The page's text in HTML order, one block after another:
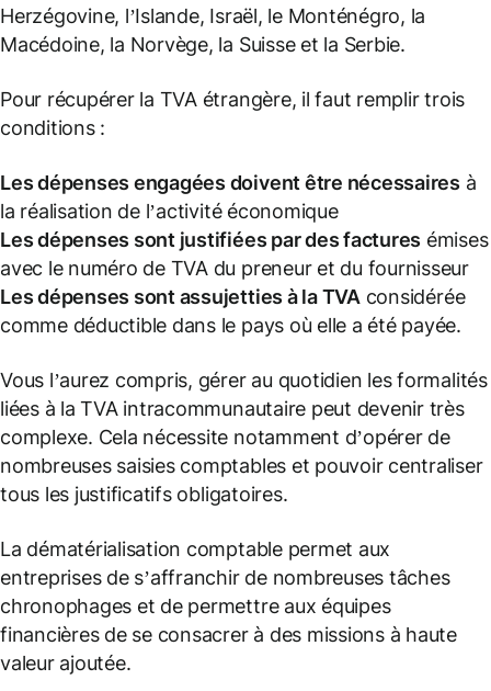
Herzégovine, l’Islande, Israël, le Monténégro, la
Macédoine, la Norvège, la Suisse et la Serbie.
Pour récupérer la TVA étrangère, il faut remplir trois
conditions :
Les dépenses engagées doivent être nécessaires à
la réalisation de l’activité économique
Les dépenses sont justifiées par des factures émises
avec le numéro de TVA du preneur et du fournisseur
Les dépenses sont assujetties à la TVA considérée
comme déductible dans le pays où elle a été payée.
Vous l’aurez compris, gérer au quotidien les formalités
liées à la TVA intracommunautaire peut devenir très
complexe. Cela nécessite notamment d’opérer de
nombreuses saisies comptables et pouvoir centraliser
tous les justificatifs obligatoires.
La dématérialisation comptable permet aux
entreprises de s’affranchir de nombreuses tâches
chronophages et de permettre aux équipes
financières de se consacrer à des missions à haute
valeur ajoutée.